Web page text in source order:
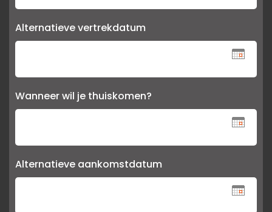
Alternatieve vertrekdatum
Wanneer wil je thuiskomen?
Alternatieve aankomstdatum